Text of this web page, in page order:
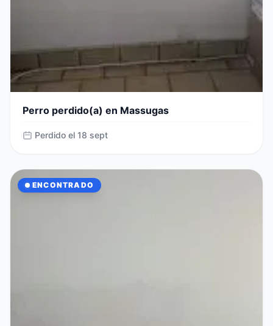
Perro perdido(a) en Massugas
Perdido el 18 sept
ENCONTRADO